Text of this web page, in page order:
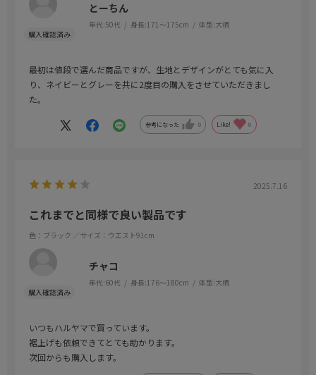
とーちん
年代:50代 身長:171～175cm 体型:大柄
最初は値段で選んだ商品ですが、生地とデザインがとても気に入
り、ネイビーとグレーを共に2度目の購入をさせていただきまし
た。
参考になった 0 Like! 0
2025.7.16
これまでと同様で良い製品です
色：ブラック ／サイズ：ウエスト91cm
チャコ
年代:60代 身長:176～180cm 体型:大柄
いつもハルヤマで買っています。
裾上げも依頼できてとても助かります。
次回からも購入します。